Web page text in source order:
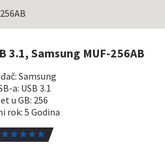
3.1, Samsung MUF-256AB
Samsung
a: USB 3.1
u GB: 256
rok: 5 Godina